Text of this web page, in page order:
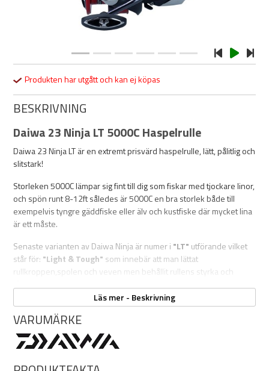
Produkten har utgått och kan ej köpas
BESKRIVNING
Daiwa 23 Ninja LT 5000C Haspelrulle
Daiwa 23 Ninja LT är en extremt prisvärd haspelrulle, lätt, pålitlig och
slitstark!
Storleken 5000C lämpar sig fint till dig som fiskar med tjockare linor,
och spön runt 8-12ft således är 5000C en bra storlek både till
exempelvis tyngre gäddfiske eller älv och kustfiske där mycket lina
är ett måste.
Senaste varianten av Daiwa Ninja är numer i "LT" utförande vilket
står för: "Light & Tough" som innebär att man lättat
rullkroppen,spolen och veven men behållit rullens styrka och
Ninja har även Tough Digigear kugghjul som har en 150% längre
livslängd jämfört med tidigare generationens Ninja. Graphite
rullkropp och Daiwas patenterad Air Rotor ger en silkeslen men
samtidigt stabil gång
"C"står för "Compact" villket innebär att själva rullkroppen är
Läs mer - Beskrivning
VARUMÄRKE